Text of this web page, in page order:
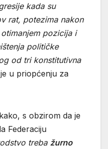
kada su
rat, potezima nakon
pozicija i
političke
od tri konstitutivna
u priopćenju za
s obzirom da je
Federaciju
treba žurno